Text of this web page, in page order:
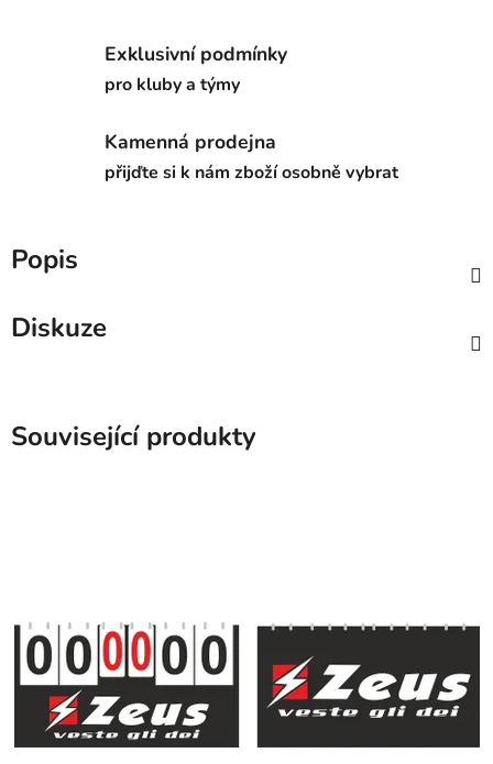
Exklusivní podmínky
pro kluby a týmy
Kamenná prodejna
přijďte si k nám zboží osobně vybrat
Popis
Diskuze
Související produkty